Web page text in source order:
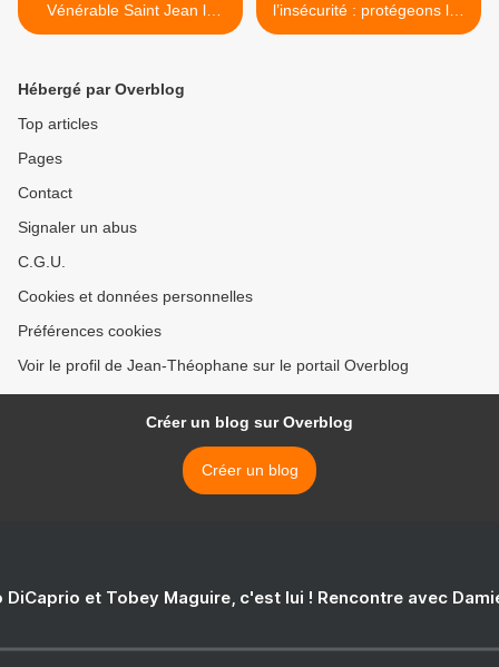
Vénérable Saint Jean le
Disciple du Vénérable Saint
l’insécurité : protégeons les
français ! >
Hébergé par Overblog
Top articles
Pages
Contact
Signaler un abus
C.G.U.
Cookies et données personnelles
Préférences cookies
Voir le profil de Jean-Théophane sur le portail Overblog
Créer un blog sur Overblog
Créer un blog
DiCaprio et Tobey Maguire, c'est lui ! Rencontre avec